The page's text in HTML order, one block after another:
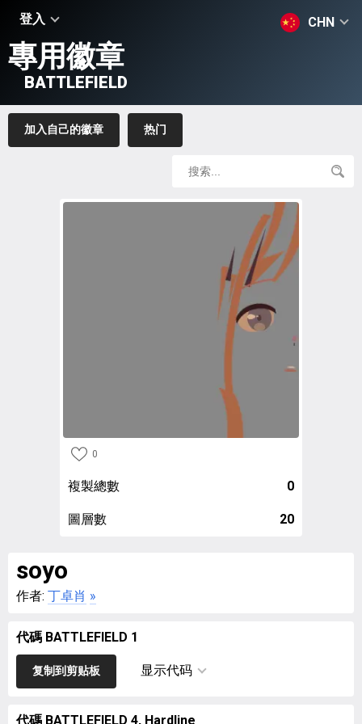
登入 CHN
專用徽章
BATTLEFIELD
加入自己的徽章 热门
0
複製總數 0
圖層數 20
soyo
作者: 丁卓肖 »
代碼 BATTLEFIELD 1
复制到剪贴板 显示代码
代碼 BATTLEFIELD 4, Hardline